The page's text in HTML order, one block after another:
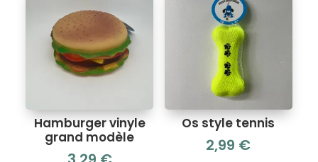
Hamburger vinyle
grand modèle
Os style tennis
2,99 €